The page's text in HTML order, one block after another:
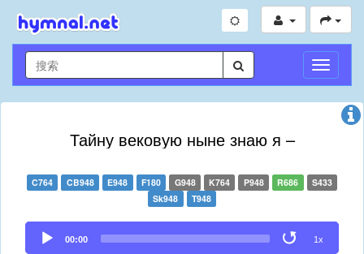
切
換
導
Тайну вековую ныне знаю я –
C764 CB948 E948 F180 G948 K764 P948 R686
S433
Sk948
T948
Audio
Player
00:00 1x